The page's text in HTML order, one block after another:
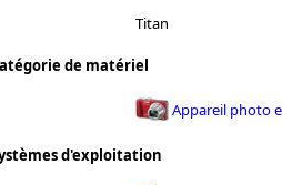
Titan
de matériel
Appareil photo
d'exploitation